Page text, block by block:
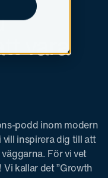
vara
podd inom modern
inspirera dig till att
För vi vet
kallar det ”Growth